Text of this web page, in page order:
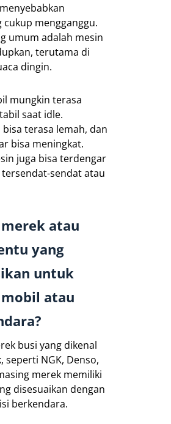
cukup mengganggu.
umum adalah mesin
terutama di
dingin.
mungkin terasa
saat idle.
terasa lemah, dan
bisa meningkat.
juga bisa terdengar
sendat atau
atau
yang
untuk
atau
busi yang dikenal
seperti NGK, Denso,
merek memiliki
disesuaikan dengan
berkendara.